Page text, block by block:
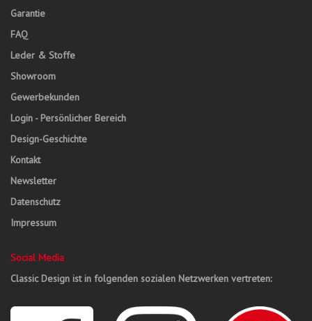
Garantie
FAQ
Leder & Stoffe
Showroom
Gewerbekunden
Login - Persönlicher Bereich
Design-Geschichte
Kontakt
Newsletter
Datenschutz
Impressum
Social Media
Classic Design ist in folgenden sozialen Netzwerken vertreten: